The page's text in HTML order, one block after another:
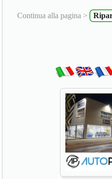
Continua alla pagina >